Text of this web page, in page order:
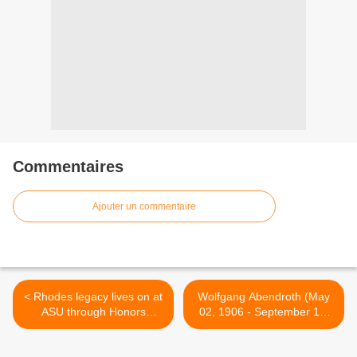
Commentaires
Ajouter un commentaire
< Rhodes legacy lives on at
ASU through Honors
College chair, congressional
Wolfgang Abendroth (May
02, 1906 - September 15,
1985) >